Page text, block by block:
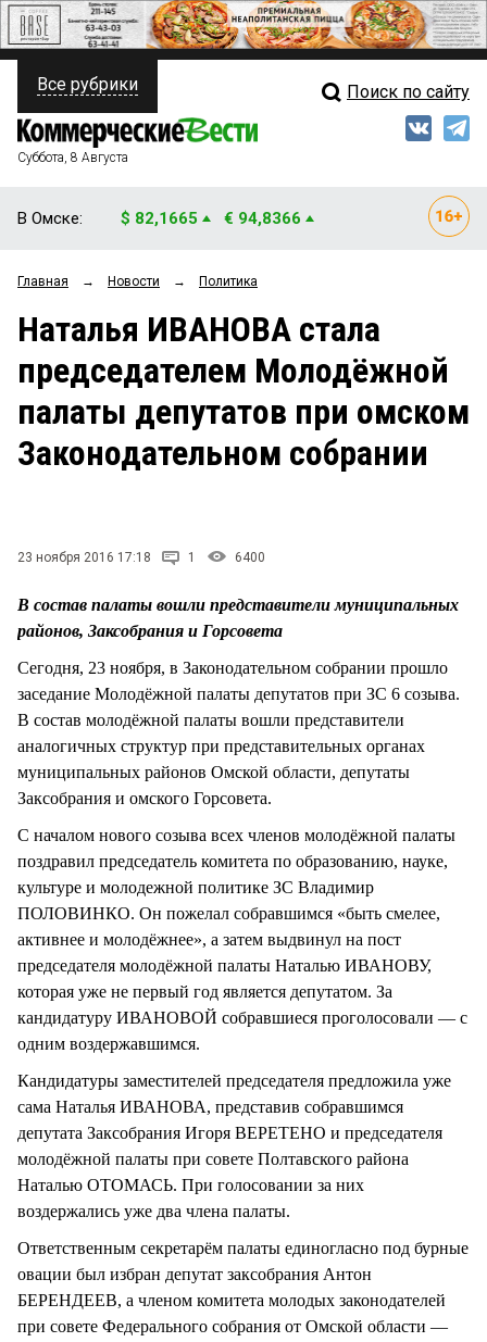
ПОЛИТИКА
ФИНАНСЫ
ОБЩЕСТВО
ЗАКОН
НОВОСТИ КОМПАНИЙ
Свежий выпуск
Рейтинги
Блоги
Архив
Все рубрики Поиск по сайту
Суббота, 8 Августа
В Омске: $ 82,1665 € 94,8366
Главная → Новости → Политика
Наталья ИВАНОВА стала
председателем Молодёжной
палаты депутатов при омском
Законодательном собрании
23 ноября 2016 17:18 1 6400
В состав палаты вошли представители муниципальных
районов, Заксобрания и Горсовета
Сегодня, 23 ноября, в Законодательном собрании прошло
заседание Молодёжной палаты депутатов при ЗС 6 созыва.
В состав молодёжной палаты вошли представители
аналогичных структур при представительных органах
муниципальных районов Омской области, депутаты
Заксобрания и омского Горсовета.
С началом нового созыва всех членов молодёжной палаты
поздравил председатель комитета по образованию, науке,
культуре и молодежной политике ЗС Владимир
ПОЛОВИНКО. Он пожелал собравшимся «быть смелее,
активнее и молодёжнее», а затем выдвинул на пост
председателя молодёжной палаты Наталью ИВАНОВУ,
которая уже не первый год является депутатом. За
кандидатуру ИВАНОВОЙ собравшиеся проголосовали — с
одним воздержавшимся.
Кандидатуры заместителей председателя предложила уже
сама Наталья ИВАНОВА, представив собравшимся
депутата Заксобрания Игоря ВЕРЕТЕНО и председателя
молодёжной палаты при совете Полтавского района
Наталью ОТОМАСЬ. При голосовании за них
воздержались уже два члена палаты.
Ответственным секретарём палаты единогласно под бурные
овации был избран депутат заксобрания Антон
БЕРЕНДЕЕВ, а членом комитета молодых законодателей
при совете Федерального собрания от Омской области —